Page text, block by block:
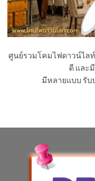
ศูนย์รวมโคมไฟดาวน์ไ
ดี และ
มีหลายแบบ รั